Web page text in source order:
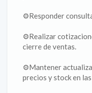
⚙️Responder
⚙️Realizar
cierre de ventas.
⚙️Mantener
precios y stock en